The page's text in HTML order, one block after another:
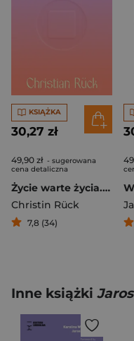
KSIĄŻKA
30,27 zł
49,90 zł - sugerowana
cena detaliczna
Życie warte życia. Esej o samobójstwie czymś typowo ludzkim
Christin Rück
7,8 (34)
Inne książki